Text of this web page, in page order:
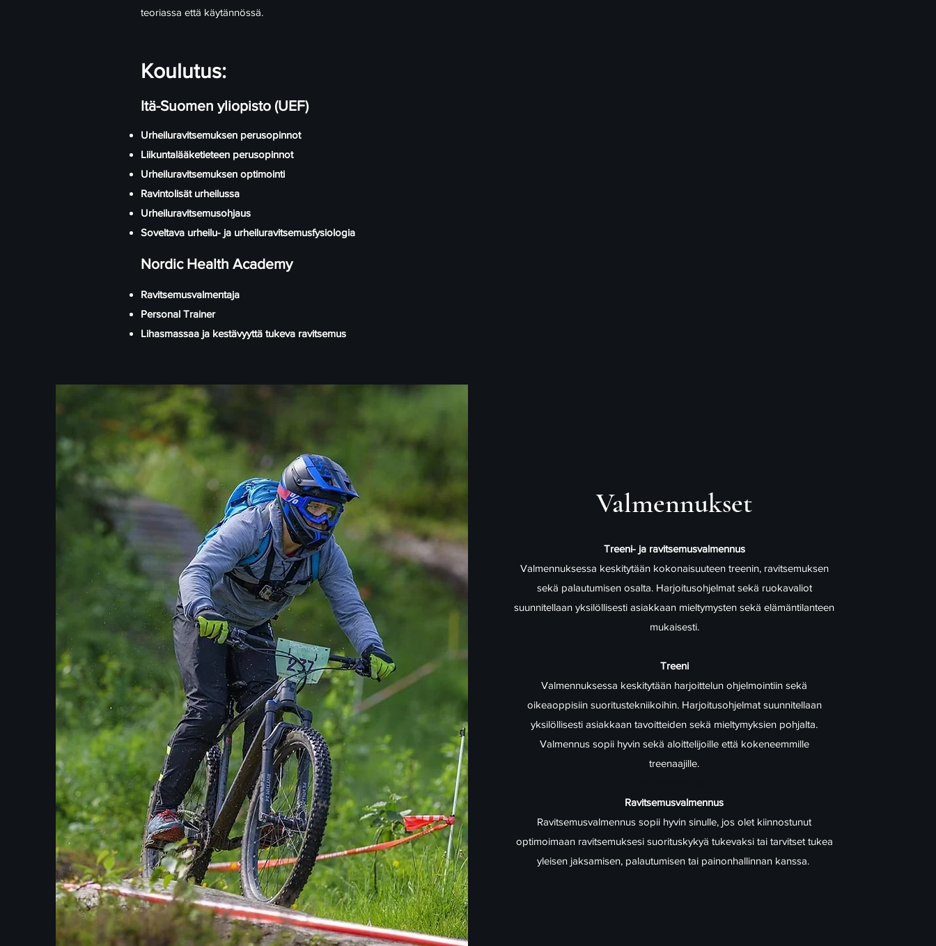
teoriassa että käytännössä.
Koulutus:
Itä-Suomen yliopisto (UEF)
Urheiluravitsemuksen perusopinnot
Liikuntalääketieteen perusopinnot
Urheiluravitsemuksen optimointi
Ravintolisät urheilussa
Urheiluravitsemusohjaus
Soveltava urheilu- ja urheiluravitsemusfysiologia
Nordic Health Academy
Ravitsemusvalmentaja
Personal Trainer
Lihasmassaa ja kestävyyttä tukeva ravitsemus
Valmennukset
Treeni- ja ravitsemusvalmennus
Valmennuksessa keskitytään kokonaisuuteen treenin, ravitsemuksen
sekä palautumisen osalta. Harjoitusohjelmat sekä ruokavaliot
suunnitellaan yksilöllisesti asiakkaan mieltymysten sekä elämäntilanteen
mukaisesti.
Treeni
Valmennuksessa keskitytään harjoittelun ohjelmointiin sekä
oikeaoppisiin suoritustekniikoihin. Harjoitusohjelmat suunnitellaan
yksilöllisesti asiakkaan tavoitteiden sekä mieltymyksien pohjalta.
Valmennus sopii hyvin sekä aloittelijoille että kokeneemmille
treenaajille.
Ravitsemusvalmennus
Ravitsemusvalmennus sopii hyvin sinulle, jos olet kiinnostunut
optimoimaan ravitsemuksesi suorituskykyä tukevaksi tai tarvitset tukea
yleisen jaksamisen, palautumisen tai painonhallinnan kanssa.